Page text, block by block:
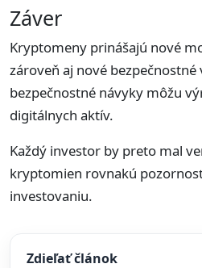
Záver
Kryptomeny prinášajú nové
zároveň aj nové bezpečnostné
bezpečnostné návyky môžu
digitálnych aktív.
Každý investor by preto mal
kryptomien rovnakú
investovaniu.
Zdieľať článok